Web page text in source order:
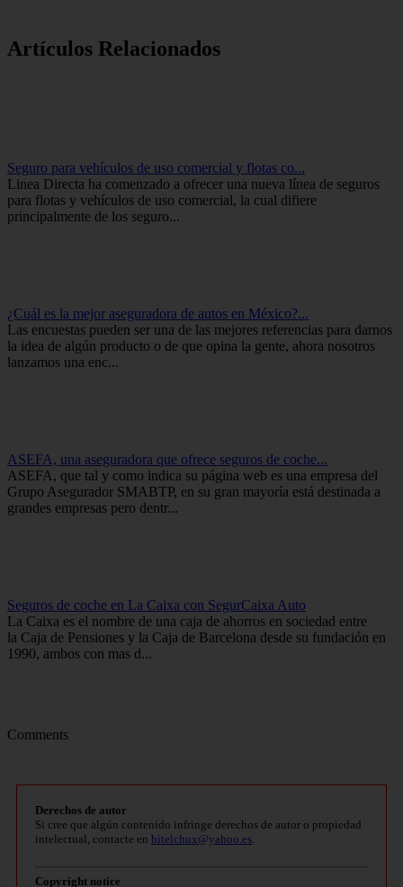
Artículos Relacionados
Seguro para vehículos de uso comercial y flotas co...
Linea Directa ha comenzado a ofrecer una nueva línea de seguros
para flotas y vehículos de uso comercial, la cual difiere
principalmente de los seguro...
¿Cuál es la mejor aseguradora de autos en México?...
Las encuestas pueden ser una de las mejores referencias para darnos
la idea de algún producto o de que opina la gente, ahora nosotros
lanzamos una enc...
ASEFA, una aseguradora que ofrece seguros de coche...
ASEFA, que tal y como indica su página web es una empresa del
Grupo Asegurador SMABTP, en su gran mayoría está destinada a
grandes empresas pero dentr...
Seguros de coche en La Caixa con SegurCaixa Auto
La Caixa es el nombre de una caja de ahorros en sociedad entre
la Caja de Pensiones y la Caja de Barcelona desde su fundación en
1990, ambos con mas d...
Comments
Derechos de autor
Si cree que algún contenido infringe derechos de autor o propiedad
intelectual, contacte en bitelchux@yahoo.es
Copyright notice